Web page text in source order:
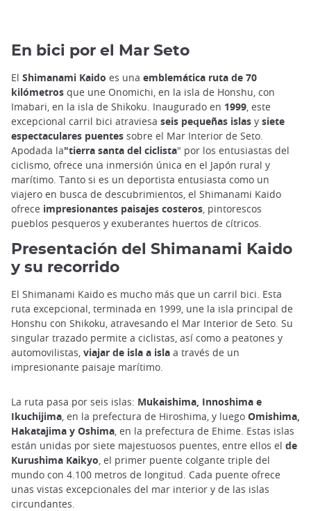
En bici por el Mar Seto
El Shimanami Kaido es una emblemática ruta de 70
kilómetros que une Onomichi, en la isla de Honshu, con
Imabari, en la isla de Shikoku. Inaugurado en 1999 , este
excepcional carril bici atraviesa seis pequeñas islas y siete
espectaculares puentes sobre el Mar Interior de Seto.
Apodada la"tierra santa del ciclista" por los entusiastas del
ciclismo, ofrece una inmersión única en el Japón rural y
marítimo. Tanto si es un deportista entusiasta como un
viajero en busca de descubrimientos, el Shimanami Kaido
ofrece impresionantes paisajes costeros , pintorescos
pueblos pesqueros y exuberantes huertos de cítricos.
Presentación del Shimanami Kaido
y su recorrido
El Shimanami Kaido es mucho más que un carril bici. Esta
ruta excepcional, terminada en 1999, une la isla principal de
Honshu con Shikoku, atravesando el Mar Interior de Seto. Su
singular trazado permite a ciclistas, así como a peatones y
automovilistas, viajar de isla a isla a través de un
impresionante paisaje marítimo.
La ruta pasa por seis islas: Mukaishima, Innoshima e
Ikuchijima, en la prefectura de Hiroshima, y luego Omishima,
Hakatajima y Oshima, en la prefectura de Ehime. Estas islas
están unidas por siete majestuosos puentes, entre ellos el de
Kurushima Kaikyo, el primer puente colgante triple del
mundo con 4.100 metros de longitud. Cada puente ofrece
unas vistas excepcionales del mar interior y de las islas
circundantes.